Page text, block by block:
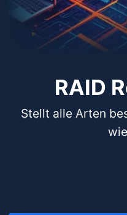
RAID
Stellt alle Arten